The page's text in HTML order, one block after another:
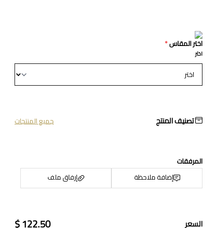
اختر المقاس*
اختر
تصنيف المنتج جميع المنتجات
المرفقات
إضافة ملاحظة
إرفاق ملف
السعر 122.50 $